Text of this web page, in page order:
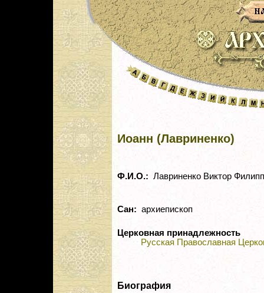
Иоанн (Лавриненко)
Ф.И.О.: Лавриненко Виктор
Сан: архиепископ
Церковная принадлежность
Русская Православная
Биография